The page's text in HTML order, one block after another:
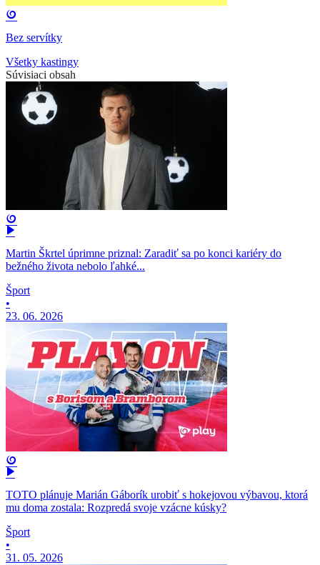
Bez servítky
Všetky kastingy
Súvisiaci obsah
Martin Škrtel úprimne priznal: Zaradiť sa po konci kariéry do
bežného života nebolo ľahké...
Šport
•
23. 06. 2026
TOTO plánuje Marián Gáborík urobiť s hokejovou výbavou, ktorá
mu doma zostala: Rozpredá svoje vzácne kúsky?
Šport
•
31. 05. 2026